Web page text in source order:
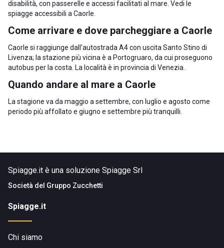
disabilità, con passerelle e accessi facilitati al mare. Vedi le
spiagge accessibili a Caorle
Come arrivare e dove parcheggiare a Caorle
Caorle si raggiunge dall'autostrada A4 con uscita Santo Stino di
Livenza; la stazione più vicina è a Portogruaro, da cui proseguono
autobus per la costa. La località è in provincia di Venezia
Quando andare al mare a Caorle
La stagione va da maggio a settembre, con luglio e agosto come
periodo più affollato e giugno e settembre più tranquilli.
Spiagge.it è una soluzione Spiagge Srl
Società del Gruppo Zucchetti
Spiagge.it
Chi siamo